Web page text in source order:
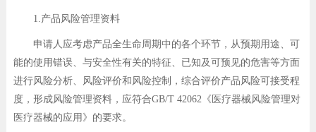
1.产品风险管理资料
申请人应考虑产品全生命周期中的各个环节，从预期用途、可
能的使用错误、与安全性有关的特征、已知及可预见的危害等方面
进行风险分析、风险评价和风险控制，综合评价产品风险可接受程
度，形成风险管理资料，应符合GB/T 42062《医疗器械风险管理对
医疗器械的应用》的要求。